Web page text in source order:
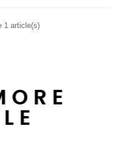
1 article(s)